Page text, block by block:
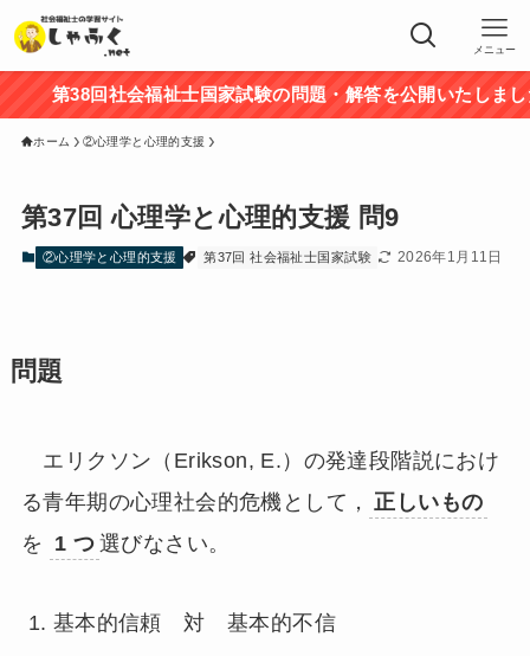
メニュー
第38回社会福祉士国家試験の問題・解答を公開いたしました
ホーム ②心理学と心理的支援
第37回 心理学と心理的支援 問9
②心理学と心理的支援 第37回 社会福祉士国家試験 2026年1月11日
問題
エリクソン（Erikson, E.）の発達段階説におけ
る青年期の心理社会的危機として，
正しいもの
を
1 つ 選びなさい。
基本的信頼 対 基本的不信